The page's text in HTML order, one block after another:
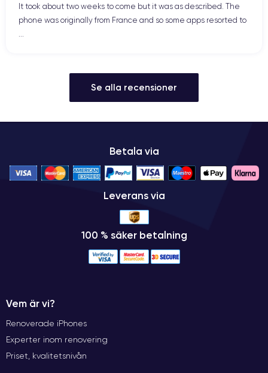
It took about two weeks to come but it was as described. The
phone was originally from France and so some apps resorted to
Se alla recensioner
Betala via
Leverans via
100 % säker betalning
Vem är vi?
Renoverade iPhones
Experter inom renovering
Priset, kvalitetsnivån